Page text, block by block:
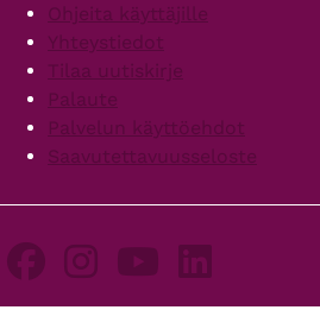
Ohjeita käyttäjille
Yhteystiedot
Tilaa uutiskirje
Palaute
Palvelun käyttöehdot
Saavutettavuusseloste